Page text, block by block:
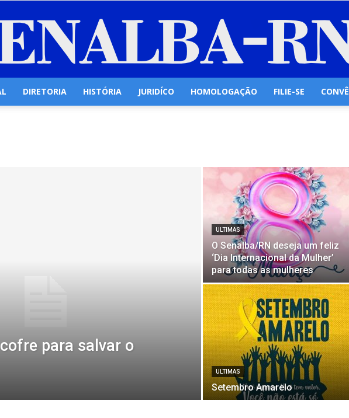
DIRETORIA HISTÓRIA JURIDÍCO HOMOLOGAÇÃO FILIE-SE
para salvar o
ULTIMAS
O Senalba/RN deseja um feliz
‘Dia Internacional da Mulher’
para todas as mulheres
ULTIMAS
Setembro Amarelo